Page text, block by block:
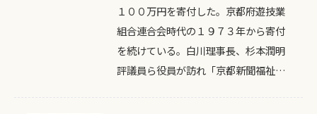
１００万円を寄付した。京都府遊技業
組合連合会時代の１９７３年から寄付
を続けている。白川理事長、杉本潤明
評議員ら役員が訪れ「京都新聞福祉…